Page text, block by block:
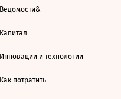
Ведомости&
Капитал
Инновации и технологии
Как потратить